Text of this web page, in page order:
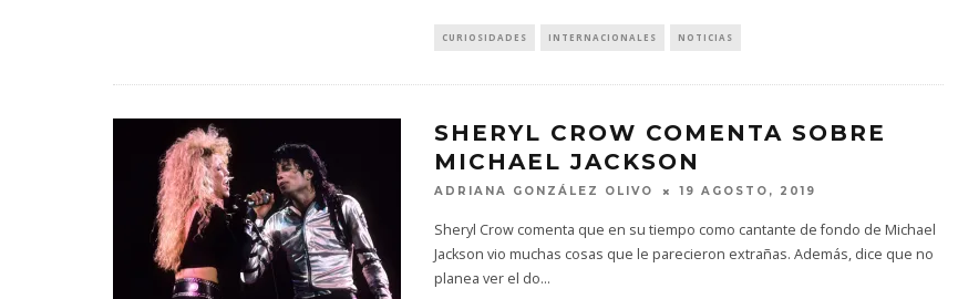
CURIOSIDADES INTERNACIONALES NOTICIAS
SHERYL CROW COMENTA SOBRE
MICHAEL JACKSON
ADRIANA GONZÁLEZ OLIVO 19 AGOSTO, 2019
Sheryl Crow comenta que en su tiempo como cantante de fondo de Michael
Jackson vio muchas cosas que le parecieron extrañas. Además, dice que no
planea ver el do...
KISS OF LIFE LANZA EL
SENCILLO ‘SWEAT’
FIRE